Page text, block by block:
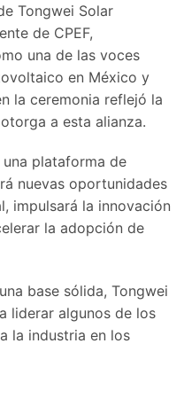
Tongwei Solar
de CPEF,
una de las voces
en México y
la ceremonia reflejó la
a esta alianza.
plataforma de
nuevas oportunidades
impulsará la innovación
la adopción de
base sólida, Tongwei
liderar algunos de los
la industria en los